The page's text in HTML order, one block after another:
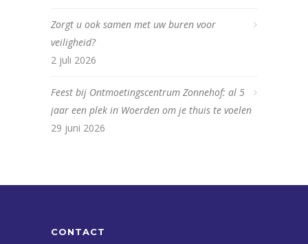
Zorgt u ook samen met uw buren voor
veiligheid?
2 juli 2026
Feest bij Ontmoetingscentrum Zonnehof: al 5
jaar een plek in Woerden om je thuis te voelen
29 juni 2026
CONTACT